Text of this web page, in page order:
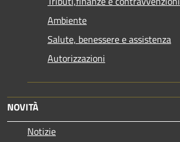
Ambiente
Salute, benessere e assistenza
Autorizzazioni
NOVITÀ
Notizie